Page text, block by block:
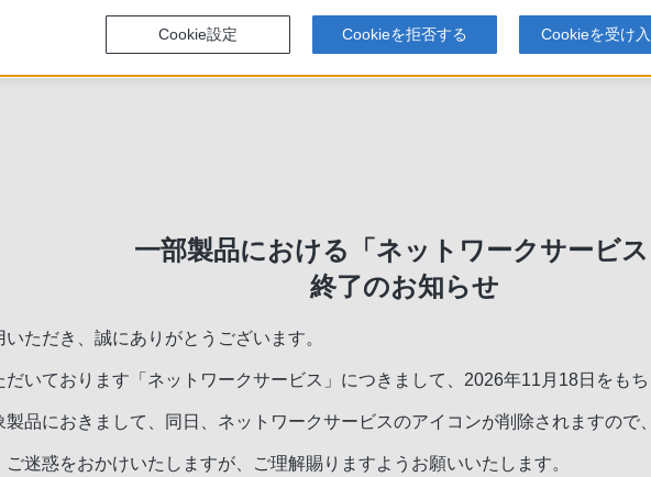
一部製品における「ネットワークサービ
終了のお知らせ
ただき、誠にありがとうございます。
いております「ネットワークサービス」につきまして、2026年11月18日をも
品におきまして、同日、ネットワークサービスのアイコンが削除されますので
迷惑をおかけいたしますが、ご理解賜りますようお願いいたします。
Cookie設定 Cookieを拒否する Cookieを受け